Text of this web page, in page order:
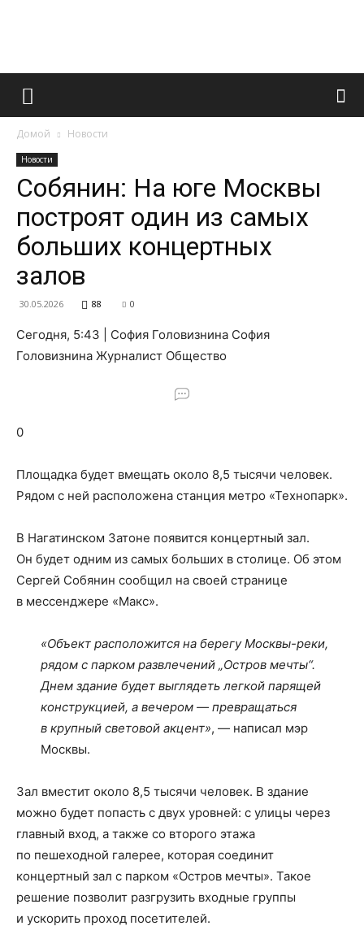
Французский
и
Домой Новости
Новости
Собянин: На юге Москвы
построят один из самых
больших концертных
залов
30.05.2026 88 0
Сегодня, 5:43 | София Головизнина София
Головизнина Журналист Общество
0
Площадка будет вмещать около 8,5 тысячи человек.
Рядом с ней расположена станция метро «Технопарк».
В Нагатинском Затоне появится концертный зал.
Он будет одним из самых больших в столице. Об этом
Сергей Собянин сообщил на своей странице
в мессенджере «Макс».
«Объект расположится на берегу Москвы-реки,
рядом с парком развлечений „Остров мечты“.
Днем здание будет выглядеть легкой парящей
конструкцией, а вечером — превращаться
в крупный световой акцент», — написал мэр
Москвы.
Зал вместит около 8,5 тысячи человек. В здание
можно будет попасть с двух уровней: с улицы через
главный вход, а также со второго этажа
по пешеходной галерее, которая соединит
концертный зал с парком «Остров мечты». Такое
решение позволит разгрузить входные группы
и ускорить проход посетителей.